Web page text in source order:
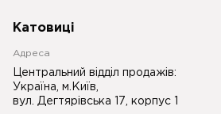
Катовиці
Адреса
Центральний відділ продажів:
Україна, м.Київ,
вул. Дегтярівська 17, корпус 1